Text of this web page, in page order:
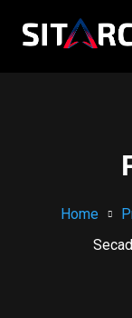
Home